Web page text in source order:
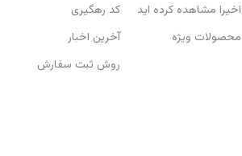
اخیرا مشاهده کرده اید
محصولات ویژه
کد رهگیری
آخرین اخبار
روش ثبت سفارش